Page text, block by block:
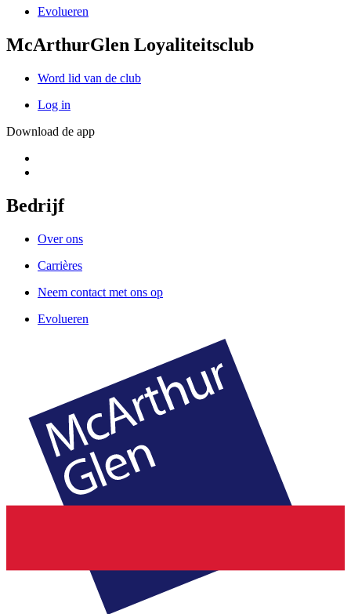
Evolueren
McArthurGlen Loyaliteitsclub
Word lid van de club
Log in
Download de app
Bedrijf
Over ons
Carrières
Neem contact met ons op
Evolueren